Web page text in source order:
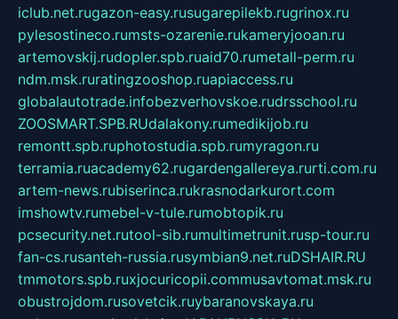
iclub.net.rugazon-easy.rusugarepilekb.rugrinox.ru
pylesostineco.rumsts-ozarenie.rukameryjooan.ru
artemovskij.rudopler.spb.ruaid70.rumetall-perm.ru
ndm.msk.ruratingzooshop.ruapiaccess.ru
globalautotrade.infobezverhovskoe.rudrsschool.ru
ZOOSMART.SPB.RUdalakony.rumedikijob.ru
remontt.spb.ruphotostudia.spb.rumyragon.ru
terramia.ruacademy62.rugardengallereya.rurti.com.ru
artem-news.rubiserinca.rukrasnodarkurort.com
imshowtv.rumebel-v-tule.rumobtopik.ru
pcsecurity.net.rutool-sib.rumultimetrunit.rusp-tour.ru
fan-cs.rusanteh-russia.rusymbian9.net.ruDSHAIR.RU
tmmotors.spb.ruxjocuricopii.commusavtomat.msk.ru
obustrojdom.rusovetcik.ruybaranovskaya.ru